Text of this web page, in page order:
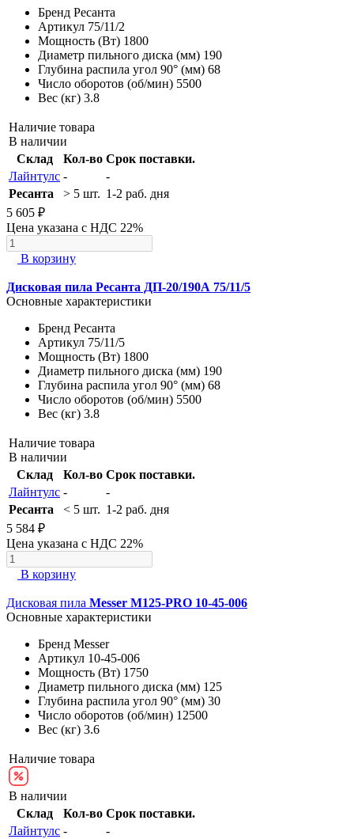
Бренд Ресанта
Артикул 75/11/2
Мощность (Вт) 1800
Диаметр пильного диска (мм) 190
Глубина распила угол 90° (мм) 68
Число оборотов (об/мин) 5500
Вес (кг) 3.8
Наличие товара
В наличии
Склад
Кол-во Срок поставки.
Лайнтулс -
-
Ресанта
> 5 шт. 1-2 раб. дня
5 605 ₽
Цена указана с НДС 22%
В корзину
Дисковая пила Ресанта ДП-20/190А 75/11/5
Основные характеристики
Бренд Ресанта
Артикул 75/11/5
Мощность (Вт) 1800
Диаметр пильного диска (мм) 190
Глубина распила угол 90° (мм) 68
Число оборотов (об/мин) 5500
Вес (кг) 3.8
Наличие товара
В наличии
Склад
Кол-во Срок поставки.
Лайнтулс -
-
Ресанта
< 5 шт. 1-2 раб. дня
5 584 ₽
Цена указана с НДС 22%
В корзину
Дисковая пила Messer M125-PRO 10-45-006
Основные характеристики
Бренд Messer
Артикул 10-45-006
Мощность (Вт) 1750
Диаметр пильного диска (мм) 125
Глубина распила угол 90° (мм) 30
Число оборотов (об/мин) 12500
Вес (кг) 3.6
Наличие товара
В наличии
Склад
Кол-во Срок поставки.
Лайнтулс -
-